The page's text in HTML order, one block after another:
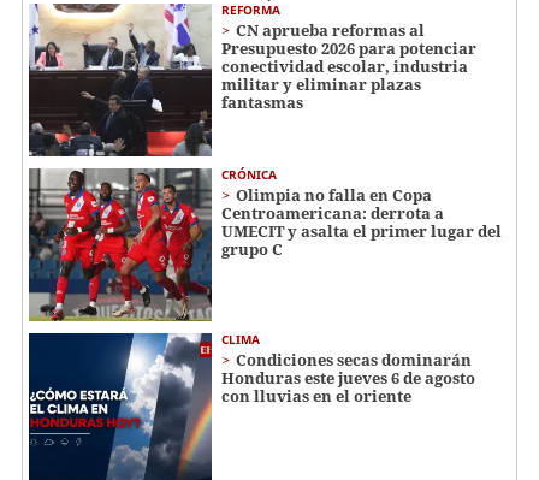
REFORMA
CN aprueba reformas al
Presupuesto 2026 para potenciar
conectividad escolar, industria
militar y eliminar plazas
fantasmas
CRÓNICA
Olimpia no falla en Copa
Centroamericana: derrota a
UMECIT y asalta el primer lugar del
grupo C
CLIMA
Condiciones secas dominarán
Honduras este jueves 6 de agosto
con lluvias en el oriente